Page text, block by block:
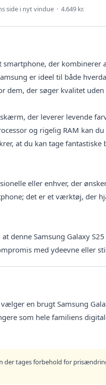
side i nyt vindue · 4.649 kr.
der kombinerer
er ideel til både
dem, der søger kvalitet
der leverer levende
og rigelig RAM kan
at du kan tage
eller enhver, der
det er et værktøj, der
denne Samsung Galaxy
med ydeevne eller
en brugt Samsung
som hele familiens
der tages forbehold for